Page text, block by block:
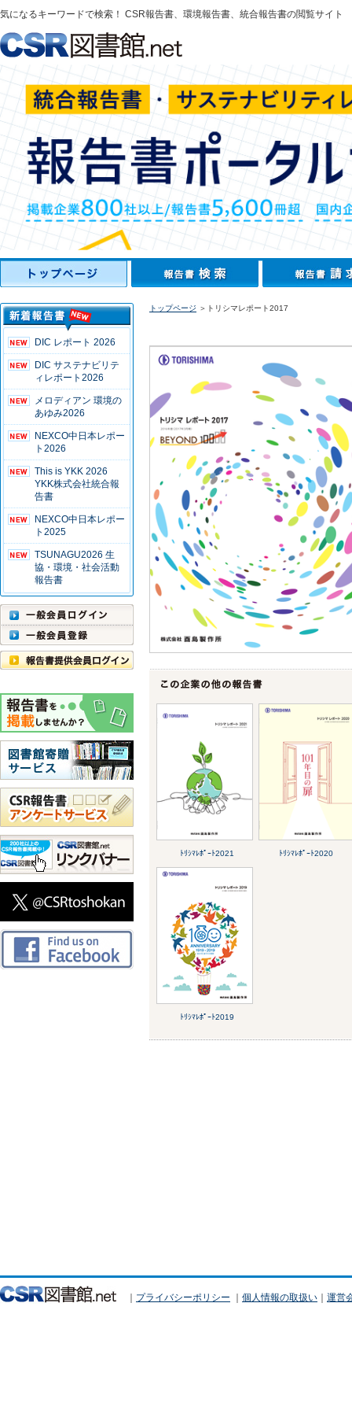
気になるキーワードで検索！ CSR報告書、環境報告書、統合報告書の閲覧サイト
DIC レポート 2026
DIC サステナビリテ
ィレポート2026
メロディアン 環境の
あゆみ2026
NEXCO中日本レポー
ト2026
This is YKK 2026
YKK株式会社統合報
告書
NEXCO中日本レポー
ト2025
TSUNAGU2026 生
協・環境・社会活動
報告書
トップページ ＞トリシマレポート2017
ﾄﾘｼﾏﾚﾎﾟｰﾄ2021 ﾄﾘｼﾏﾚﾎﾟｰﾄ2020
ﾄﾘｼﾏﾚﾎﾟｰﾄ2019
｜ プライバシーポリシー ｜ 個人情報の取扱い ｜ 運営